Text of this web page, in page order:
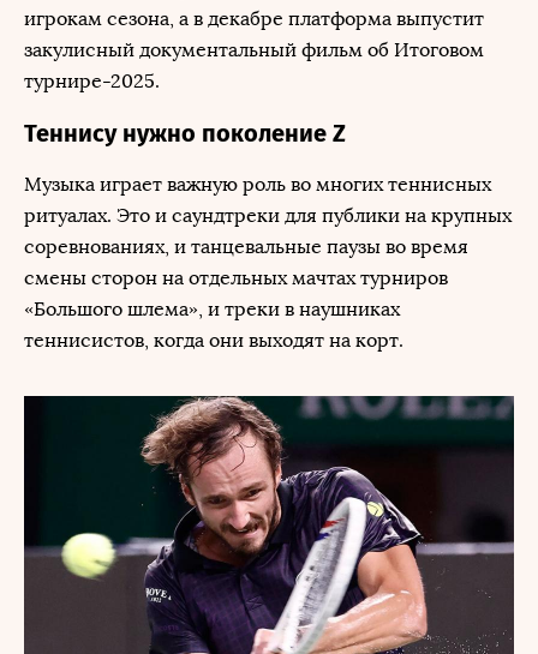
игрокам сезона, а в декабре платформа выпустит
закулисный документальный фильм об Итоговом
турнире-2025.
Теннису нужно поколение Z
Музыка играет важную роль во многих теннисных
ритуалах. Это и саундтреки для публики на крупных
соревнованиях, и танцевальные паузы во время
смены сторон на отдельных мачтах турниров
«Большого шлема», и треки в наушниках
теннисистов, когда они выходят на корт.